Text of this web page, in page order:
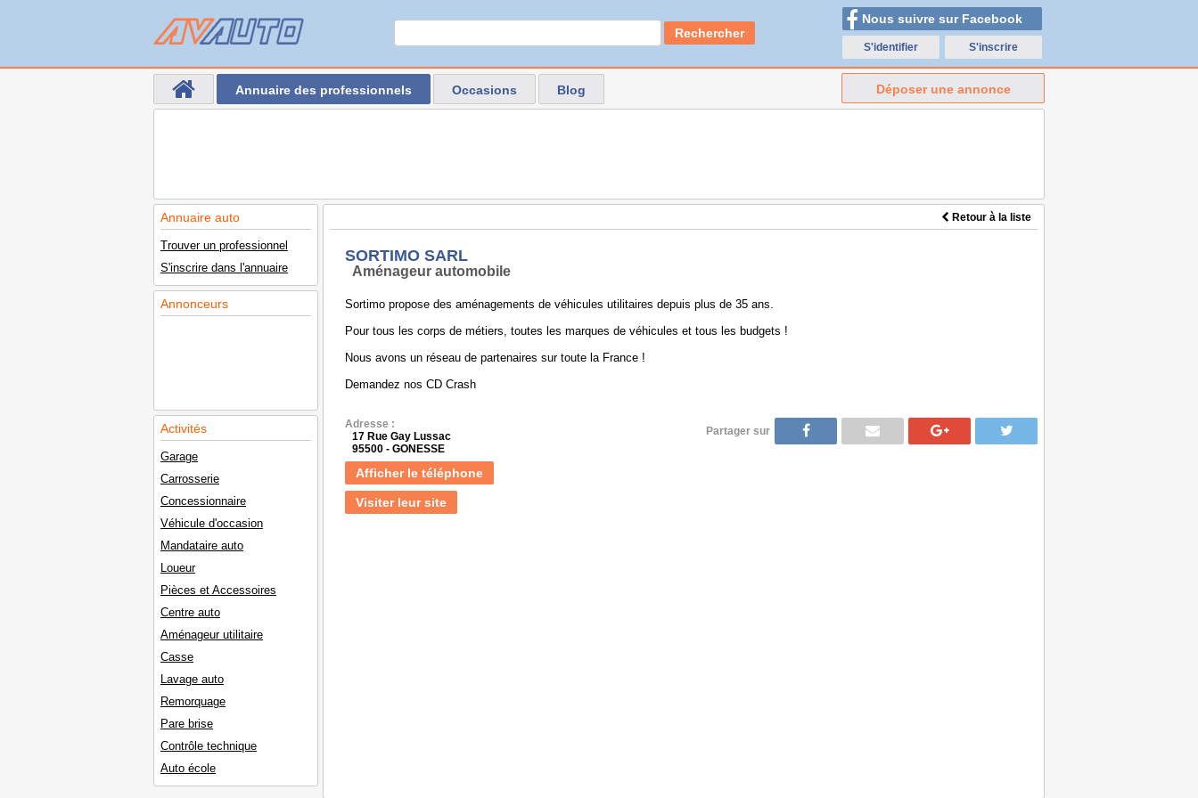
Rechercher
Nous suivre sur Facebook
S'identifier S'inscrire
Annuaire des professionnels Occasions Blog Déposer une annonce
Annuaire auto
Trouver un professionnel
S'inscrire dans l'annuaire
Annonceurs
Activités
Garage
Carrosserie
Concessionnaire
Véhicule d'occasion
Mandataire auto
Loueur
Pièces et Accessoires
Centre auto
Aménageur utilitaire
Casse
Lavage auto
Remorquage
Pare brise
Contrôle technique
Auto école
Retour à la liste
SORTIMO SARL
Aménageur automobile
Sortimo propose des aménagements de véhicules utilitaires depuis plus de 35 ans.
Pour tous les corps de métiers, toutes les marques de véhicules et tous les budgets !
Nous avons un réseau de partenaires sur toute la France !
Demandez nos CD Crash
Adresse :
17 Rue Gay Lussac
95500 - GONESSE
Afficher le téléphone
Visiter leur site
Partager sur